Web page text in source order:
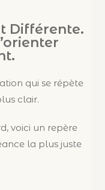
Différente.
qui se répète
clair.
voici un repère
la plus juste